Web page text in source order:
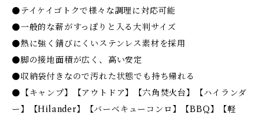
●テイケイゴトクで様々な調理に対応可能
●一般的な薪がすっぽりと入る大判サイズ
●熱に強く錆びにくいステンレス素材を採用
●脚の接地面積が広く、高い安定
●収納袋付きなので汚れた状態でも持ち帰れる
●【キャンプ】【アウトドア】【六角焚火台】【ハイランダ
ー】【Hilander】【バーベキューコンロ】【BBQ】【軽